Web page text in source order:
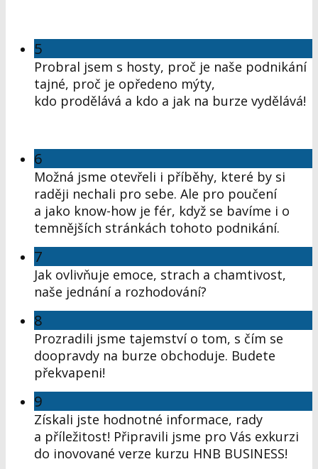
5
Probral jsem s hosty, proč je naše podnikání
tajné, proč je opředeno mýty,
kdo prodělává a kdo a jak na burze vydělává!
6
Možná jsme otevřeli i příběhy, které by si
raději nechali pro sebe. Ale pro poučení
a jako know-how je fér, když se bavíme i o
temnějších stránkách tohoto podnikání.
7
Jak ovlivňuje emoce, strach a chamtivost,
naše jednání a rozhodování?
8
Prozradili jsme tajemství o tom, s čím se
doopravdy na burze obchoduje. Budete
překvapeni!
9
Získali jste hodnotné informace, rady
a příležitost! Připravili jsme pro Vás exkurzi
do inovované verze kurzu HNB BUSINESS!